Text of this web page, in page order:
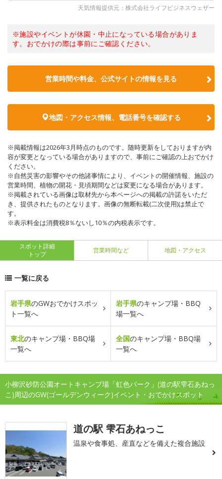
天気情報提供元：株式会社ライフビジネスウェザー
※施設やイベントが休園・中止になっている場合がありま
す。おでかけの際は事前にご確認ください。
営業時間や料金、公式サイトの情報を見る
地図・アクセス情報、電話番号を確認する
※掲載情報は2026年3月時点のものです。随時更新をしておりますが内
容が変更となっている場合がありますので、事前にご確認の上おでかけ
ください。
※自然災害の影響やその他諸事情により、イベントの開催情報、施設の
営業時間、植物の開花・見頃期間などは変更になる場合があります。
※掲載されている画像は取材先から本ページへの掲載の許諾をいただ
き、提供されたものとなります。画像の無断転載(二次使用)は禁止で
す。
※表示料金は消費税8％ないし10％の内税表示です。
スポット詳細
トップ
営業時間など 地図・アクセス
一覧に戻る
岩手県のGWおでかけスポッ
ト一覧へ
岩手県のキャンプ場・BBQ
場一覧へ
東北のキャンプ場・BBQ場
一覧へ
全国のキャンプ場・BBQ場
一覧へ
小柳沢砂防公園オートキャンプ場「虹色パーク」(道の駅雫石あねっ
こ)周辺のGW(ゴールデンウィーク)イベント・おでかけスポット
道の駅 雫石あねっこ
温泉や食事処、産直などを備えた複合施設